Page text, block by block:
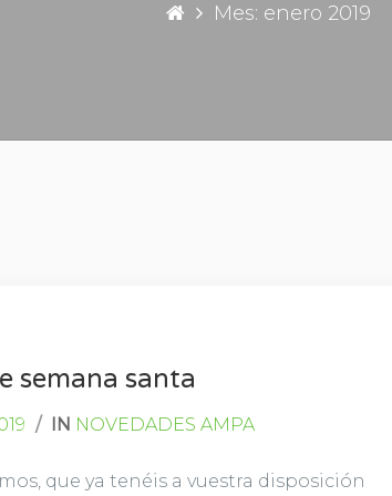
Mes: enero 2019
semana santa
/ IN NOVEDADES AMPA
que ya tenéis a vuestra disposición